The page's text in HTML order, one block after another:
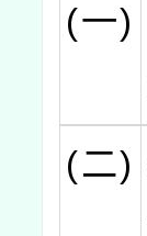
(一)
(二)